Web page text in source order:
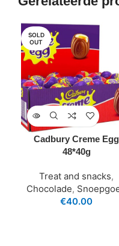
SOLD
OUT
Cadbury Creme Egg
48*40g
Treat and snacks,
Chocolade,
€40.00